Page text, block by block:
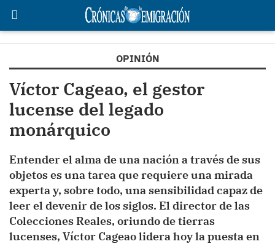
OPINIÓN
Víctor Cageao, el gestor
lucense del legado
monárquico
Entender el alma de una nación a través de sus
objetos es una tarea que requiere una mirada
experta y, sobre todo, una sensibilidad capaz de
leer el devenir de los siglos. El director de las
Colecciones Reales, oriundo de tierras
lucenses, Víctor Cageao lidera hoy la puesta en